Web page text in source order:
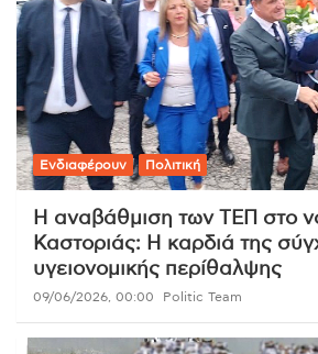
Ενδιαφέρουν Πολιτική
Η αναβάθμιση των ΤΕΠ στο
Καστοριάς: Η καρδιά της
υγειονομικής περίθαλψης
09/06/2026, 00:00 Politic Team